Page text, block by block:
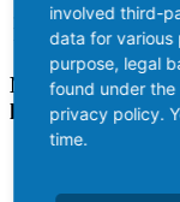
385/65
R22.5
T-
3001
Neumáticos
legales
involved third-
data for various
purpose, legal
found under
privacy policy.
time.